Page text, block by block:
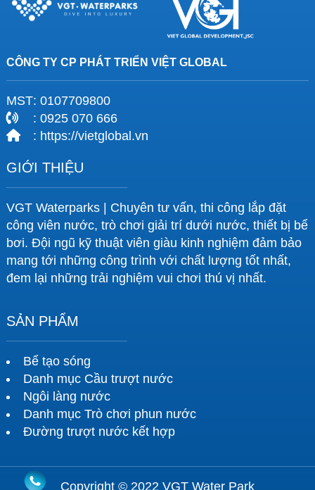
CÔNG TY CP PHÁT TRIỂN VIỆT GLOBAL
MST: 0107709800
: 0925 070 666
: https://vietglobal.vn
GIỚI THIỆU
VGT Waterparks | Chuyên tư vấn, thi công lắp đặt
công viên nước, trò chơi giải trí dưới nước, thiết bị bể
bơi. Đội ngũ kỹ thuật viên giàu kinh nghiệm đảm bảo
mang tới những công trình với chất lượng tốt nhất,
đem lại những trải nghiệm vui chơi thú vị nhất.
SẢN PHẨM
Bể tạo sóng
Danh mục Cầu trượt nước
Ngôi làng nước
Danh mục Trò chơi phun nước
Đường trượt nước kết hợp
Copyright © 2022 VGT Water Park